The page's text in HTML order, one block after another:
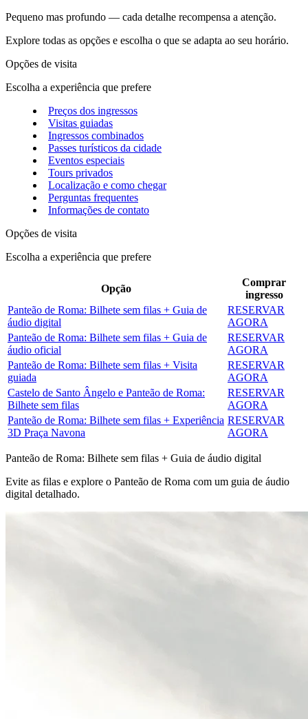
Pequeno mas profundo — cada detalhe recompensa a atenção.
Explore todas as opções e escolha o que se adapta ao seu horário.
Opções de visita
Escolha a experiência que prefere
Preços dos ingressos
Visitas guiadas
Ingressos combinados
Passes turísticos da cidade
Eventos especiais
Tours privados
Localização e como chegar
Perguntas frequentes
Informações de contato
Opções de visita
Escolha a experiência que prefere
Opção
Comprar
ingresso
Panteão de Roma: Bilhete sem filas + Guia de
áudio digital
RESERVAR
AGORA
Panteão de Roma: Bilhete sem filas + Guia de
áudio oficial
RESERVAR
AGORA
Panteão de Roma: Bilhete sem filas + Visita
guiada
RESERVAR
AGORA
Castelo de Santo Ângelo e Panteão de Roma:
Bilhete sem filas
RESERVAR
AGORA
Panteão de Roma: Bilhete sem filas + Experiência
3D Praça Navona
RESERVAR
AGORA
Panteão de Roma: Bilhete sem filas + Guia de áudio digital
Evite as filas e explore o Panteão de Roma com um guia de áudio
digital detalhado.